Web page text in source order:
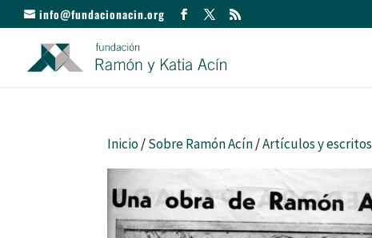
info@fundacionacin.org
Inicio/Sobre Ramón Acín/Artículos y escritos